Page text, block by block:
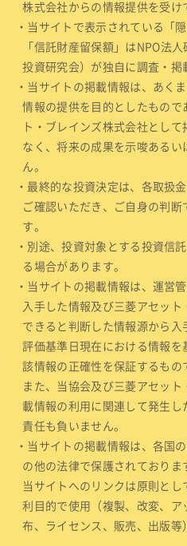
株式会社からの情報提供を受け
・当サイトで表示されている「
「信託財産留保額」はNPO法
投資研究会）が独自に調査・掲
・当サイトの掲載情報は、あく
情報の提供を目的としたもので
ト・ブレインズ株式会社とし
なく、将来の成果を示唆ある
ん。
・最終的な投資決定は、各取扱
ご確認いただき、ご自身の判断
す。
・別途、投資対象とする投資信
る場合があります。
・当サイトの掲載情報は、運営
入手した情報及び三菱アセッ
できると判断した情報源から
評価基準日現在における情報を
該情報の正確性を保証するもの
また、当協会及び三菱アセッ
載情報の利用に関連して発生
責任も負いません。
・当サイトの掲載情報は、各国
の他の法律で保護されておりま
当サイトへのリンクは原則と
利目的で使用（複製、改変、
布、ライセンス、販売、出版等